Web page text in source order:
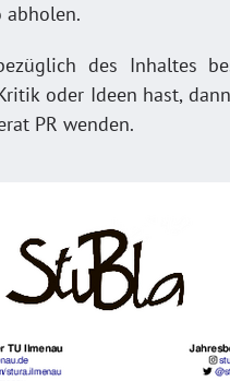
abholen.
des Inhaltes
oder Ideen hast,
PR wenden.